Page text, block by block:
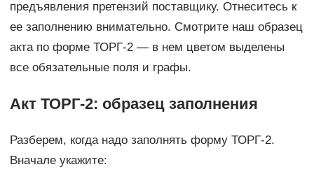
предъявления претензий поставщику. Отнеситесь к
ее заполнению внимательно. Смотрите наш образец
акта по форме ТОРГ-2 — в нем цветом выделены
все обязательные поля и графы.
Акт ТОРГ-2: образец заполнения
Разберем, когда надо заполнять форму ТОРГ-2.
Вначале укажите: